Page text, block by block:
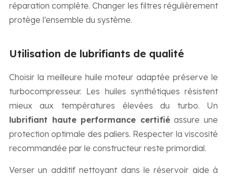
réparation complète. Changer les filtres régulièrement
protège l’ensemble du système.
Utilisation de lubrifiants de qualité
Choisir la meilleure huile moteur adaptée préserve le
turbocompresseur. Les huiles synthétiques résistent
mieux aux températures élevées du turbo. Un
lubrifiant haute performance certifiéassure une
protection optimale des paliers. Respecter la viscosité
recommandée par le constructeur reste primordial.
Verser un additif nettoyant dans le réservoir aide à